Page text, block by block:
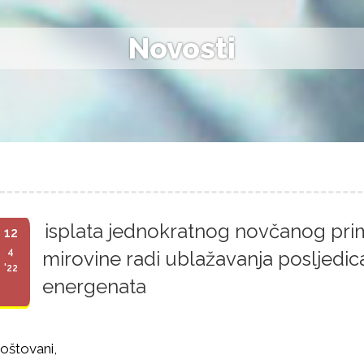
Novosti
12
4
'22
isplata jednokratnog novčanog
mirovine radi ublažavanja
energenata